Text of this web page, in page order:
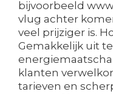
bijvoorbeeld
vlug achter
veel prijziger is.
Gemakkelijk uit
klanten
tarieven en